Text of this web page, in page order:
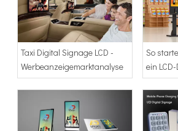
Taxi Digital Signage LCD -
Werbeanzeigemarktanalyse
So
ein